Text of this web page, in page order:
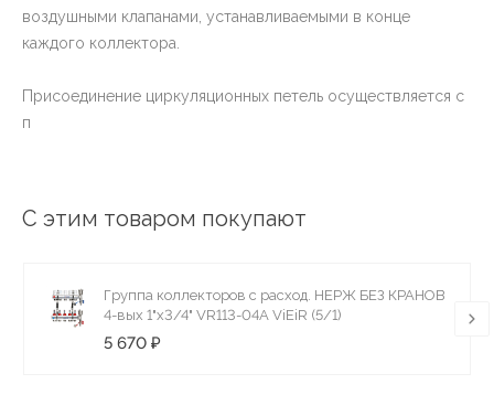
воздушными клапанами, устанавливаемыми в конце
каждого коллектора.
Присоединение циркуляционных петель осуществляется с
п
С этим товаром покупают
Группа коллекторов с расход. НЕРЖ БЕЗ КРАНОВ
4-вых 1"x3/4" VR113-04A ViEiR (5/1)
5 670 ₽